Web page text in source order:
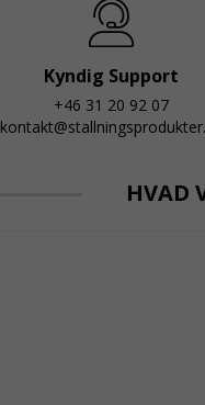
Kyndig Support
+46 31 20 92 07
HVAD